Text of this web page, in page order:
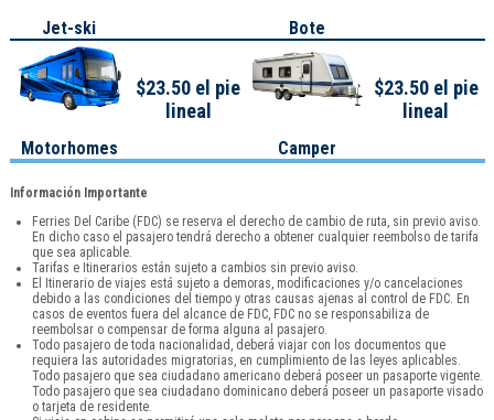
Jet-ski Bote
Motorhomes
$23.50 el pie
lineal
Camper
$23.50 el pie
lineal
Información Importante
Ferries Del Caribe (FDC) se reserva el derecho de cambio de ruta, sin previo aviso.
En dicho caso el pasajero tendrá derecho a obtener cualquier reembolso de tarifa
que sea aplicable.
Tarifas e Itinerarios están sujeto a cambios sin previo aviso.
El Itinerario de viajes está sujeto a demoras, modificaciones y/o cancelaciones
debido a las condiciones del tiempo y otras causas ajenas al control de FDC. En
casos de eventos fuera del alcance de FDC, FDC no se responsabiliza de
reembolsar o compensar de forma alguna al pasajero.
Todo pasajero de toda nacionalidad, deberá viajar con los documentos que
requiera las autoridades migratorias, en cumplimiento de las leyes aplicables.
Todo pasajero que sea ciudadano americano deberá poseer un pasaporte vigente.
Todo pasajero que sea ciudadano dominicano deberá poseer un pasaporte visado
o tarjeta de residente.